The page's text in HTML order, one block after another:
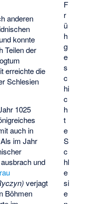
F
r
ü
h
g
e
s
c
hi
c
h
t
e
S
c
hl
e
si
e
anderen
konnte
Teilen der
erreichte die
Schlesien
1025
auch in
im Jahr
und
verjagt
Böhmen